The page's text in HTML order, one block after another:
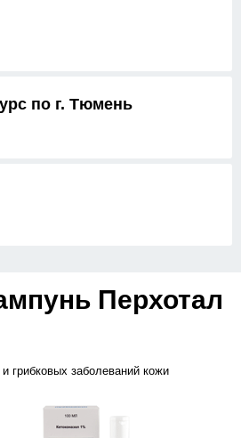
по г. Тюмень
Перхотал
грибковых заболеваний кожи